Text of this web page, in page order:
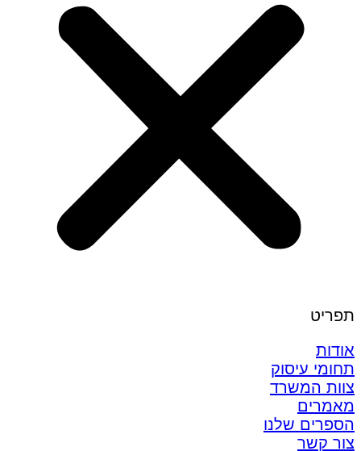
תפריט
אודות
תחומי עיסוק
צוות המשרד
מאמרים
הספרים שלנו
צור קשר